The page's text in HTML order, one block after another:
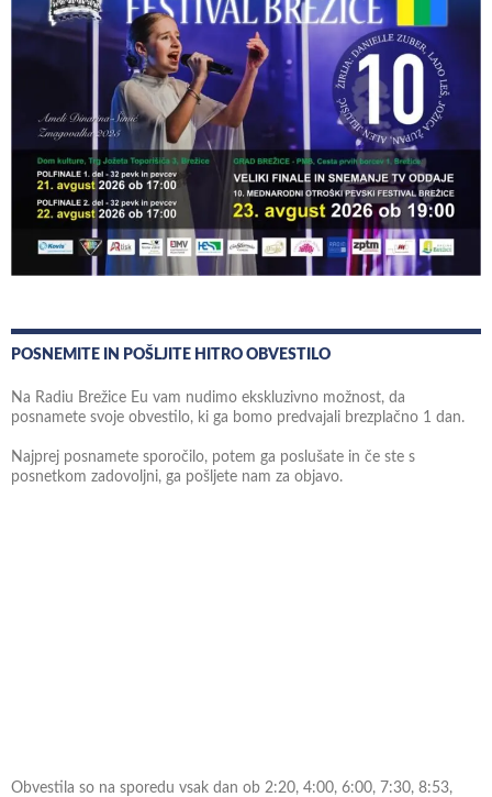
POSNEMITE IN POŠLJITE HITRO OBVESTILO
Na Radiu Brežice Eu vam nudimo ekskluzivno možnost, da
posnamete svoje obvestilo, ki ga bomo predvajali brezplačno 1 dan.
Najprej posnamete sporočilo, potem ga poslušate in če ste s
posnetkom zadovoljni, ga pošljete nam za objavo.
Obvestila so na sporedu vsak dan ob 2:20, 4:00, 6:00, 7:30, 8:53,